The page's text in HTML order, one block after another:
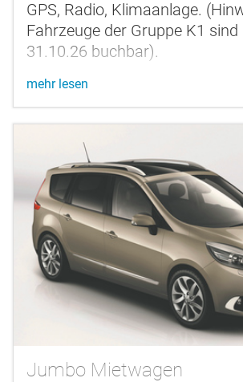
GPS, Radio, Klimaanlage.
Fahrzeuge der Gruppe K1 sind
31.10.26 buchbar).
mehr lesen
Jumbo Mietwagen